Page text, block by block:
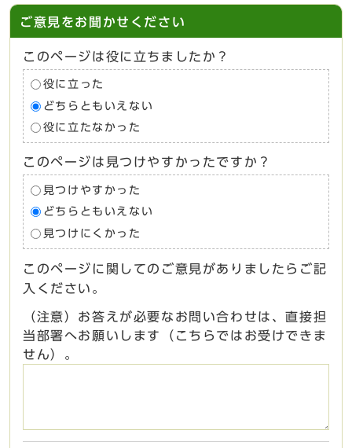
ご意見をお聞かせください
このページは役に立ちましたか？
役に立った
どちらともいえない
役に立たなかった
このページは見つけやすかったですか？
見つけやすかった
どちらともいえない
見つけにくかった
このページに関してのご意見がありましたらご記
入ください。
（注意）お答えが必要なお問い合わせは、直接担
当部署へお願いします（こちらではお受けできま
せん）。